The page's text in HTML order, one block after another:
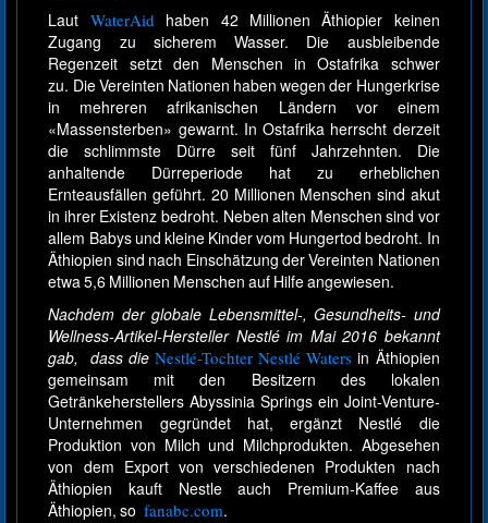
Laut WaterAidhaben 42 Millionen Äthiopier keinen
Zugang zu sicherem Wasser. Die ausbleibende
Regenzeit setzt den Menschen in Ostafrika schwer
zu. Die Vereinten Nationen haben wegen der Hungerkrise
in mehreren afrikanischen Ländern vor einem
«Massensterben» gewarnt. In Ostafrika herrscht derzeit
die schlimmste Dürre seit fünf Jahrzehnten. Die
anhaltende Dürreperiode hat zu erheblichen
Ernteausfällen geführt. 20 Millionen Menschen sind akut
in ihrer Existenz bedroht. Neben alten Menschen sind vor
allem Babys und kleine Kinder vom Hungertod bedroht. In
Äthiopien sind nach Einschätzung der Vereinten Nationen
etwa 5,6 Millionen Menschen auf Hilfe angewiesen.
Nachdem der globale Lebensmittel-, Gesundheits- und
Wellness-Artikel-Hersteller Nestlé im Mai 2016 bekannt
gab, dass die Nestlé-Tochter Nestlé Waters in Äthiopien
gemeinsam mit den Besitzern des lokalen
Getränkeherstellers Abyssinia Springs ein Joint-Venture-
Unternehmen gegründet hat, ergänzt Nestlé die
Produktion von Milch und Milchprodukten. Abgesehen
von dem Export von verschiedenen Produkten nach
Äthiopien kauft Nestle auch Premium-Kaffee aus
Äthiopien, so fanabc.com.